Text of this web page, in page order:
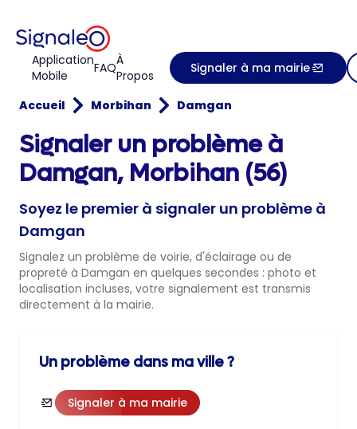
Application
Mobile
FAQÀ
Propos
Signaler à ma mairie
Accueil Morbihan Damgan
Signaler un problème à
Damgan, Morbihan (56)
Soyez le premier à signaler un problème à
Damgan
Signalez un problème de voirie, d'éclairage ou de
propreté à Damgan en quelques secondes : photo et
localisation incluses, votre signalement est transmis
directement à la mairie.
Un problème dans ma ville ?
Signaler à ma mairie